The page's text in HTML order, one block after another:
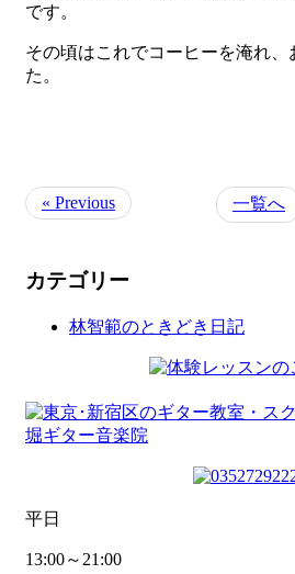
です。
その頃はこれでコーヒーを淹れ、
た。
« Previous 一覧へ
カテゴリー
林智範のときどき日記
平日
13:00～21:00